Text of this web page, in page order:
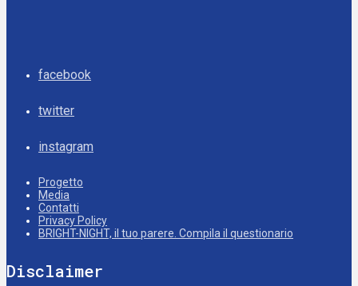
facebook
twitter
instagram
Progetto
Media
Contatti
Privacy Policy
BRIGHT-NIGHT, il tuo parere. Compila il questionario
Disclaimer